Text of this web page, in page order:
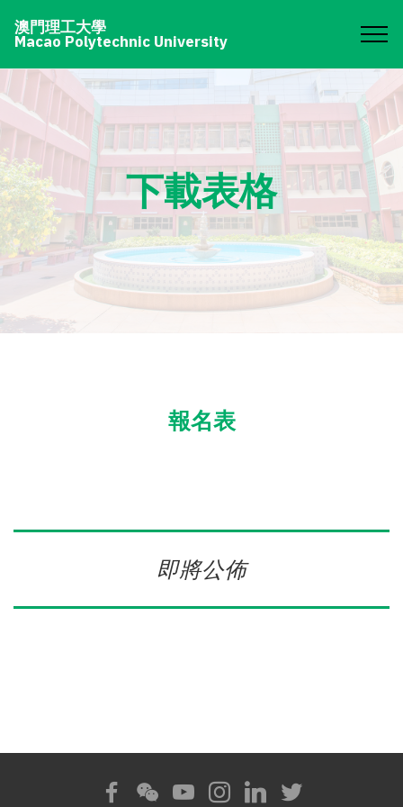
澳門理工大學
Macao Polytechnic University
下載表格
報名表
即將公佈